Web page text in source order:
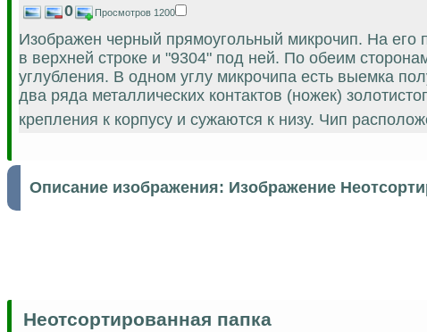
0 Просмотров 1200
Изображен черный прямоугольный микрочип. На
в верхней строке и "9304" под ней. По обеим
углубления. В одном углу микрочипа есть выемка
два ряда металлических контактов (ножек)
крепления к корпусу и сужаются к низу. Чип
Описание изображения: Изображение
Неотсортированная папка